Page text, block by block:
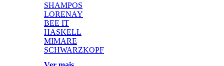
SHAMPOS
LORENAY
BEE IT
HASKELL
MIMARE
SCHWARZKOPF